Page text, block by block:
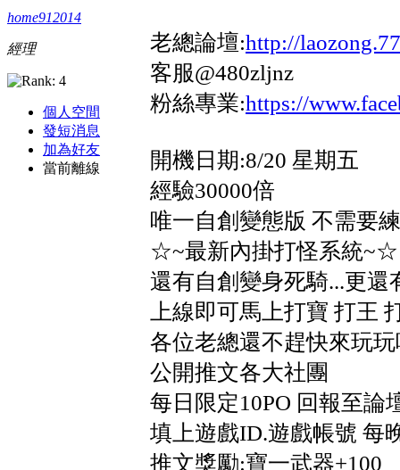
home912014
經理
個人空間
發短消息
加為好友
當前離線
老總論壇:http://
客服@480zljnz
粉絲專業:https://
開機日期:8/20 星期五
經驗30000倍
唯一自創變態版 不需要
☆~最新內掛打怪系統~☆
還有自創變身死騎...更
上線即可馬上打寶 打王
各位老總還不趕快來玩玩
公開推文各大社團
每日限定10PO 回報至論
填上遊戲ID.遊戲帳號 每
推文獎勵:寶一武器+100